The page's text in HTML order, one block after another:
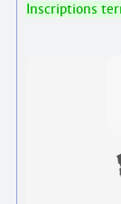
Inscriptions